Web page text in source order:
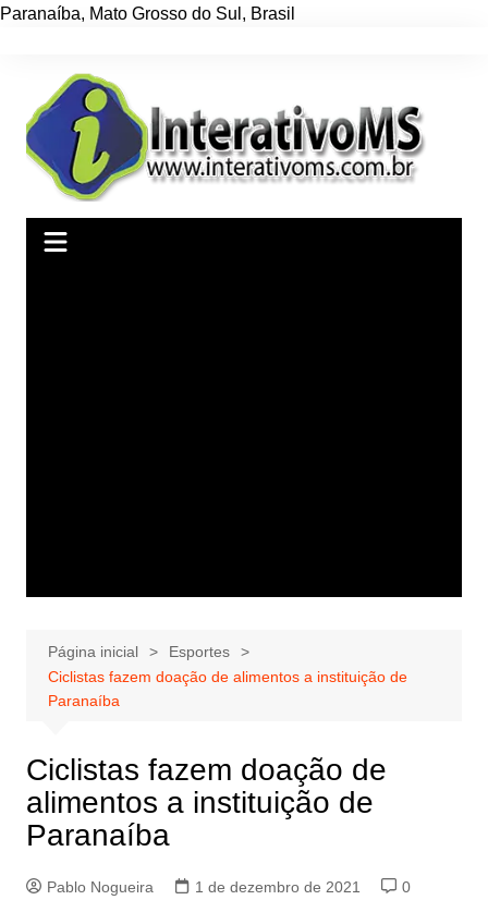
Paranaíba, Mato Grosso do Sul , Brasil
conteúdo
Página inicial
Esportes
Ciclistas fazem doação de alimentos a instituição de
Paranaíba
Ciclistas fazem doação de
alimentos a instituição de
Paranaíba
Pablo Nogueira 1 de dezembro de 2021
0